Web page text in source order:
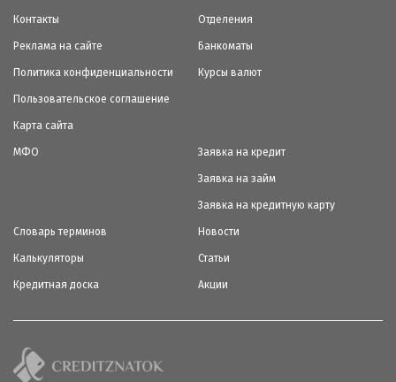
Контакты
Реклама на сайте
Политика конфиденциальности
Пользовательское соглашение
Карта сайта
Отделения
Банкоматы
Курсы валют
МФО Заявка на кредит
Заявка на займ
Заявка на кредитную карту
Словарь терминов
Калькуляторы
Кредитная доска
Новости
Статьи
Акции